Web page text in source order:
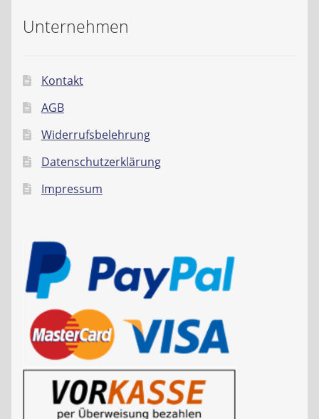
Unternehmen
Kontakt
AGB
Widerrufsbelehrung
Datenschutzerklärung
Impressum